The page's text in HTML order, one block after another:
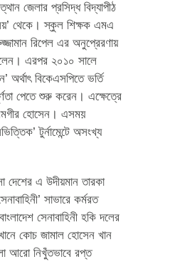
জেলার প্রসিদ্ধ বিদ্যাপীঠ
থেকে। স্কুল শিক্ষক এমএ
রিপেল এর অনুপ্রেরণায়
এরপর ২০১০ সালে
অর্থাৎ বিকেএসপিতে ভর্তি
পেতে শুরু করেন। এক্ষেত্রে
হোসেন। এসময়
টুর্নামেন্টে অসংখ্য
দেশের এ উদীয়মান তারকা
সাভারে কর্মরত
সেনাবাহিনী হকি দলের
কোচ জামাল হোসেন খান
আরো নিখুঁতভাবে রপ্ত